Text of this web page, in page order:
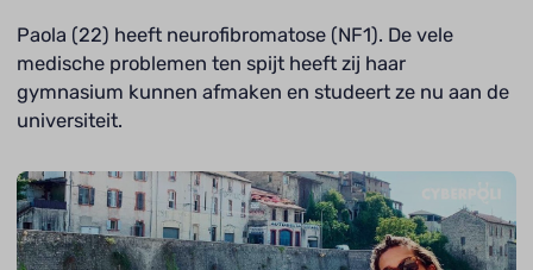
Paola (22) heeft neurofibromatose (NF1). De vele
medische problemen ten spijt heeft zij haar
gymnasium kunnen afmaken en studeert ze nu aan de
universiteit.